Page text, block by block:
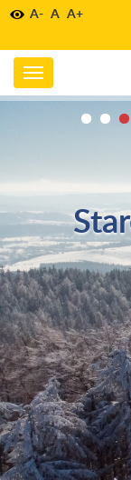
A- A A+
Toggle
navigation